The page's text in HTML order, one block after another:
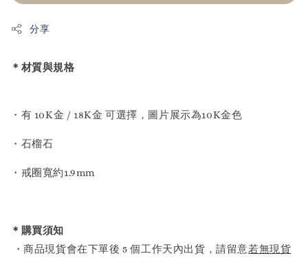
分享
＊材質與規格
・有 10K金 / 18K金 可選擇，圖片展示為10K金色
・石榴石
・戒圈寬約1.9mm
＊購買須知
・商品現貨會在下單後 5 個工作天內出貨，請留意若無現貨